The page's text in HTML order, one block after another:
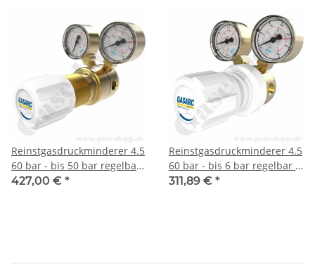
Reinstgasdruckminderer 4.5
60 bar - bis 50 bar regelbar
- 1-stufig - EPDM - Messing -
427,00 € *
Reinstgasdruckminderer 4.5
60 bar - bis 6 bar regelbar -
1-stufig - PTFE - Messing -
311,89 € *